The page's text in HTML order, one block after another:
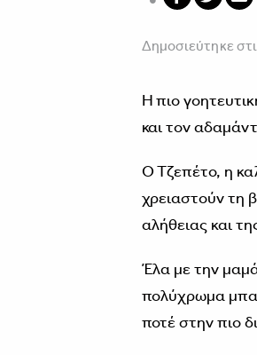
Δημοσιεύτηκε
Η πιο
και τον
Ο Τζεπέτο, η
χρειαστούν τη
αλήθειας και
Έλα με την
πολύχρωμα
ποτέ στην πιο